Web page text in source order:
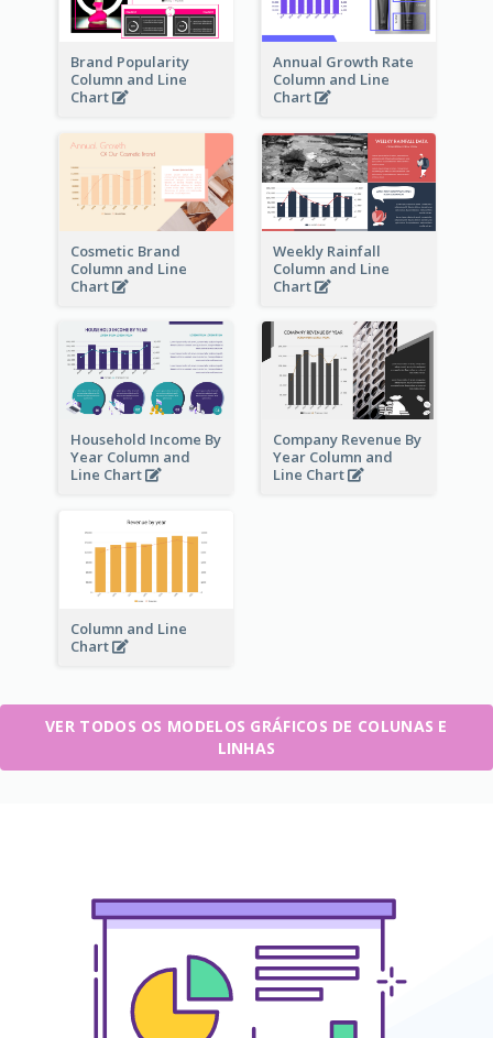
Brand Popularity
Column and Line
Chart
Annual Growth Rate
Column and Line
Chart
Cosmetic Brand
Column and Line
Chart
Weekly Rainfall
Column and Line
Chart
Household Income By
Year Column and
Line Chart
Company Revenue By
Year Column and
Line Chart
Column and Line
Chart
VER TODOS OS MODELOS GRÁFICOS DE COLUNAS E
LINHAS